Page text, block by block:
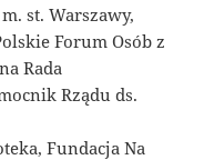
st. Warszawy,
Forum Osób z
Rada
Rządu ds.
Fundacja Na